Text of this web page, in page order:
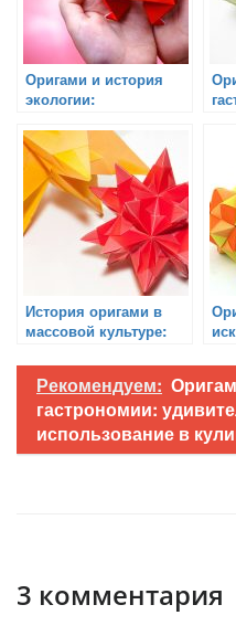
Оригами и история
экологии:
перерабатываемых
материалов
История оригами в
массовой культуре:
музыка
Рекомендуем:
гастрономии:
использование в
3 комментария